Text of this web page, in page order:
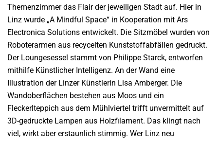
Themenzimmer das Flair der jeweiligen Stadt auf. Hier in
Linz wurde „A Mindful Space“ in Kooperation mit Ars
Electronica Solutions entwickelt. Die Sitzmöbel wurden von
Roboterarmen aus recycelten Kunststoffabfällen gedruckt.
Der Loungesessel stammt von Philippe Starck, entworfen
mithilfe Künstlicher Intelligenz. An der Wand eine
Illustration der Linzer Künstlerin Lisa Amberger. Die
Wandoberflächen bestehen aus Moos und ein
Fleckerlteppich aus dem Mühlviertel trifft unvermittelt auf
3D-gedruckte Lampen aus Holzfilament. Das klingt nach
viel, wirkt aber erstaunlich stimmig. Wer Linz neu